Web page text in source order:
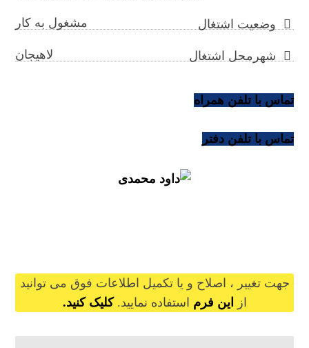
وضعیت اشتغال مشغول به کار
شهرمحل اشتغال لاهیجان
تماس با تلفن همراه
تماس با تلفن دفتر
جهت تغییر ، اصلاح و یا تکمیل اطلاعات فوق می توانید
از
این فرم استفاده نمایید. کلیک کنید.